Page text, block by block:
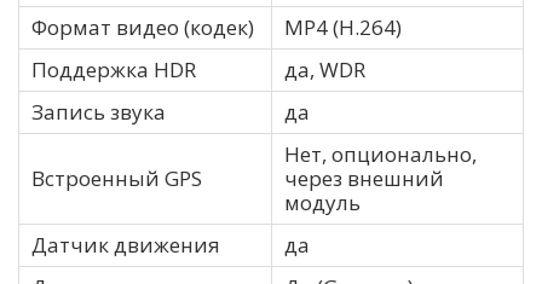
Формат видео (кодек)
MP4 (H.264)
Поддержка HDR
да, WDR
Запись звука
да
Встроенный GPS
Нет, опционально,
через внешний
модуль
Датчик движения
да